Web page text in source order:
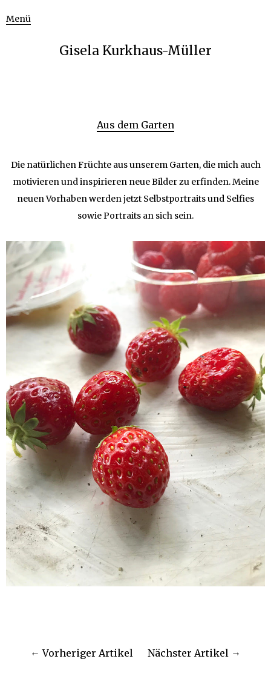
Menü
Gisela Kurkhaus-Müller
Aus dem Garten
Die natürlichen Früchte aus unserem Garten, die mich auch
motivieren und inspirieren neue Bilder zu erfinden. Meine
neuen Vorhaben werden jetzt Selbstportraits und Selfies
sowie Portraits an sich sein.
Vorheriger Artikel Nächster Artikel